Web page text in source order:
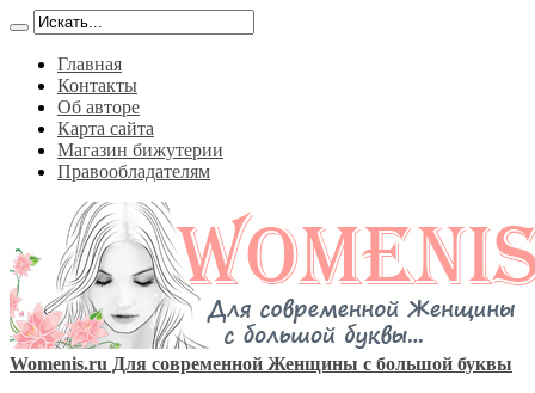
Главная
Контакты
Об авторе
Карта сайта
Магазин бижутерии
Правообладателям
Womenis.ru Для современной Женщины с большой буквы